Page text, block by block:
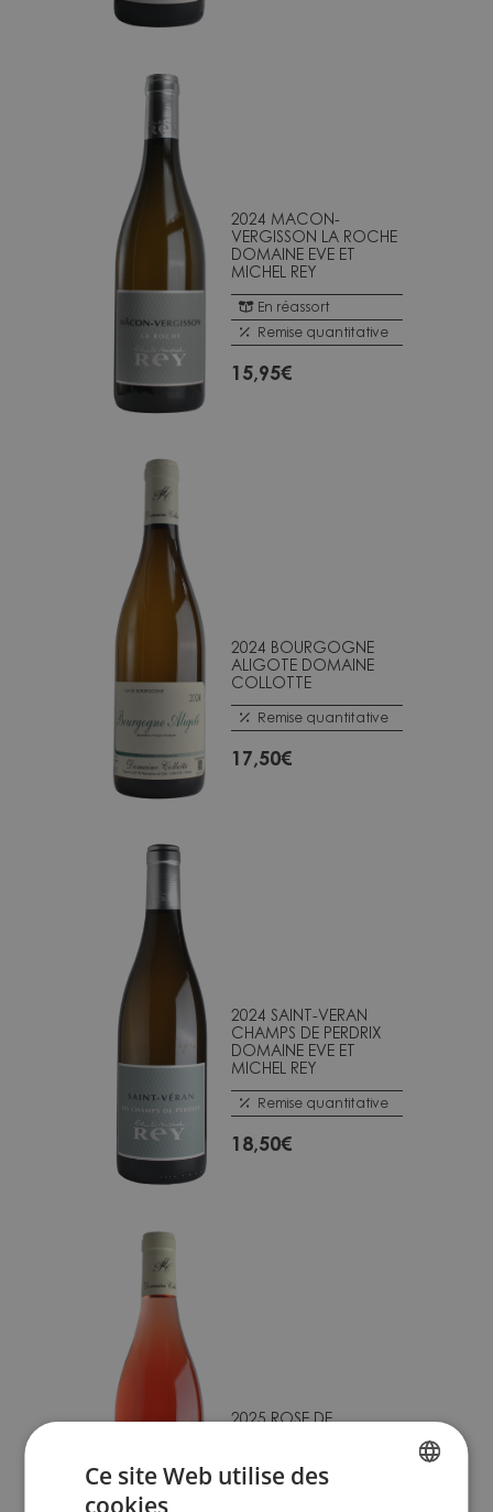
2024 MACON-
VERGISSON LA ROCHE
DOMAINE EVE ET
MICHEL REY
En réassort
Remise quantitative
15,95€
2024 BOURGOGNE
ALIGOTE DOMAINE
COLLOTTE
Remise quantitative
17,50€
2024 SAINT-VERAN
CHAMPS DE PERDRIX
DOMAINE EVE ET
MICHEL REY
Remise quantitative
18,50€
2025 ROSE DE
Remise quantitative
Ce site Web utilise des
cookies